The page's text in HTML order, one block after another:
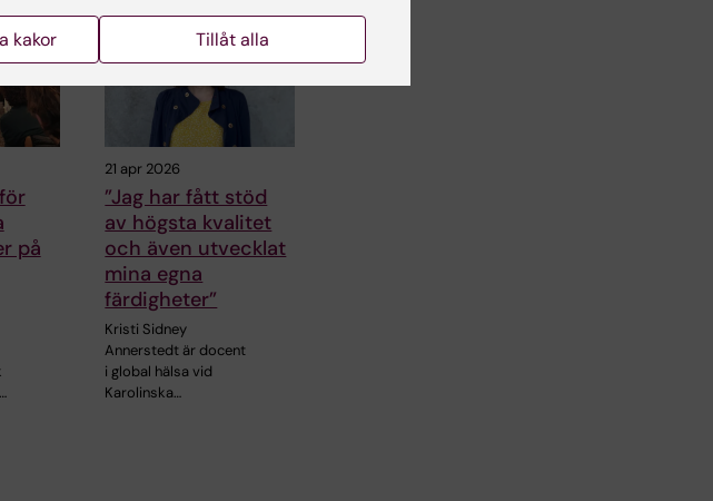
på
21 apr 2026
”Jag har fått stöd
av högsta kvalitet
och även utvecklat
mina egna
färdigheter”
Kristi Sidney
Annerstedt är docent
i global hälsa vid
Karolinska…
kakor Tillåt alla